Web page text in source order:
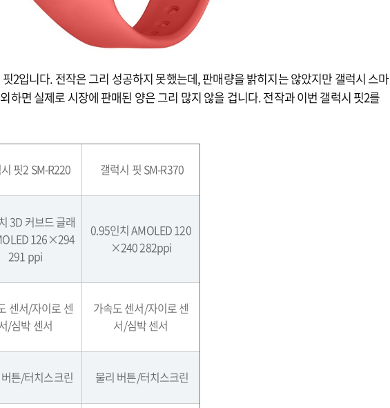
2입니다. 전작은 그리 성공하지 못했는데, 판매량을 밝히지는 않았지만 갤럭시 스마
하면 실제로 시장에 판매된 양은 그리 많지 않을 겁니다. 전작과 이번 갤럭시 핏2를
핏2 SM-R220 갤럭시 핏 SM-R370
3D 커브드 글래
126×294
291 ppi
0.95인치AMOLED 120
×240 282ppi
센서/자이로 센
/심박 센서
가속도 센서/자이로 센
서/심박 센서
튼/터치스크린 물리 버튼/터치스크린